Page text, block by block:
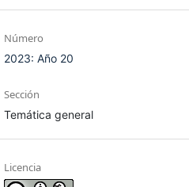
Número
2023: Año 20
Sección
Temática general
Licencia